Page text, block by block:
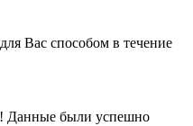
Вас способом в течение
Данные были успешно